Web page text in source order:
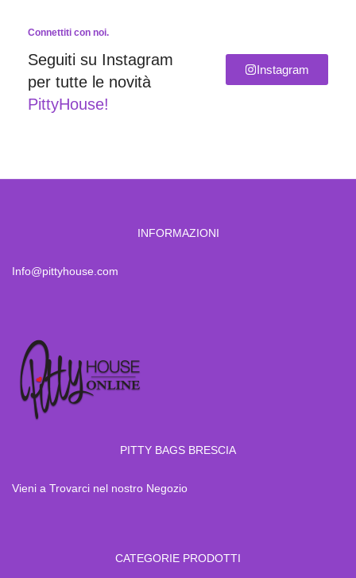
Connettiti con noi.
Seguiti su Instagram
per tutte le novità
PittyHouse!
Instagram
INFORMAZIONI
Info@pittyhouse.com
PITTY BAGS BRESCIA
Vieni a Trovarci nel nostro Negozio
CATEGORIE PRODOTTI